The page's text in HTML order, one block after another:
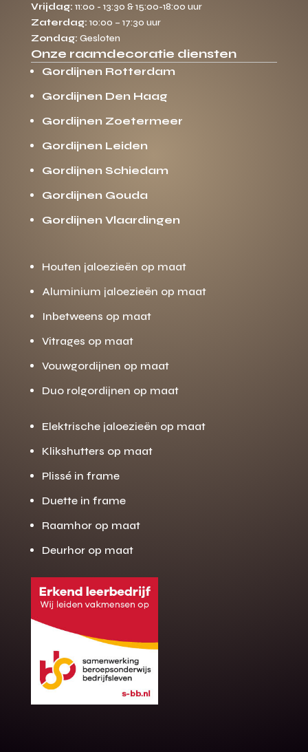
Gratis offerte
op maat?
Binnen 24 uur jouw gratis offerte
10 jaar garantie op de montage
Vrijdag: 11:00 - 13:30 & 15:00-18:00 uur
Zaterdag: 10:00 – 17:30 uur
Zondag: Gesloten
Onze raamdecoratie diensten
Gordijnen Rotterdam
Gordijnen Den Haag
Gordijnen Zoetermeer
Gordijnen Leiden
Gordijnen Schiedam
Gordijnen Gouda
Gordijnen Vlaardingen
Houten jaloezieën op maat
Aluminium jaloezieën op maat
Inbetweens op maat
Vitrages op maat
Vouwgordijnen op maat
Duo rolgordijnen op maat
Elektrische jaloezieën op maat
Klikshutters op maat
Plissé in frame
Duette in frame
Raamhor op maat
Deurhor op maat